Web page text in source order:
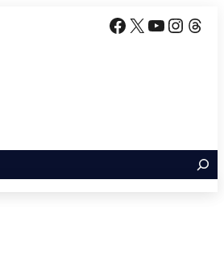
Facebook
X YouTube